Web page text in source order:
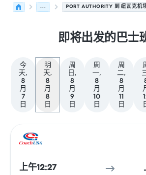
... PORT AUTHORITY 到 纽瓦克机
即将出发的巴士
今
天,
8
月
7
日
明
天,
8
月
8
日
周
日,
8
月
9
日
周
一,
8
月
10
日
周
二,
8
月
11
日
上午12:27